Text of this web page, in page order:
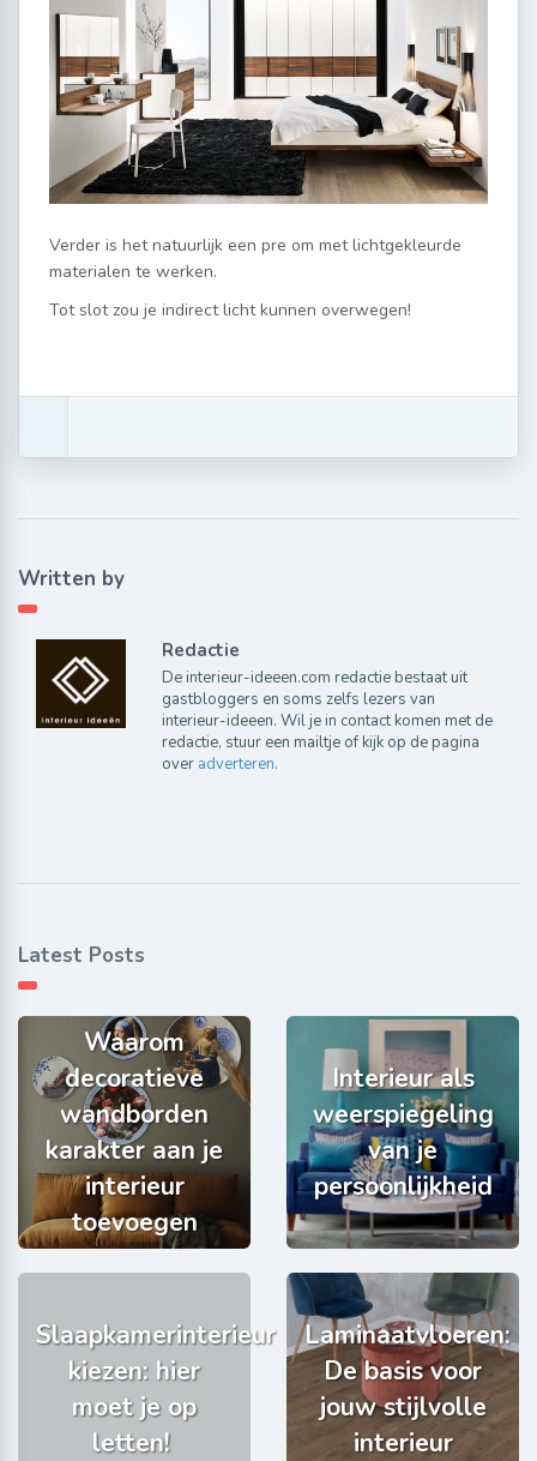
Verder is het natuurlijk een pre om met lichtgekleurde
materialen te werken.
Tot slot zou je indirect licht kunnen overwegen!
Written by
Redactie
De interieur-ideeen.com redactie bestaat uit
gastbloggers en soms zelfs lezers van
interieur-ideeen. Wil je in contact komen met de
redactie, stuur een mailtje of kijk op de pagina
over adverteren.
Latest Posts
Waarom
decoratieve
wandborden
karakter aan je
interieur
toevoegen
Interieur als
weerspiegeling
van je
persoonlijkheid
Slaapkamerinterieur
kiezen: hier
moet je op
letten!
Laminaatvloeren:
De basis voor
jouw stijlvolle
interieur